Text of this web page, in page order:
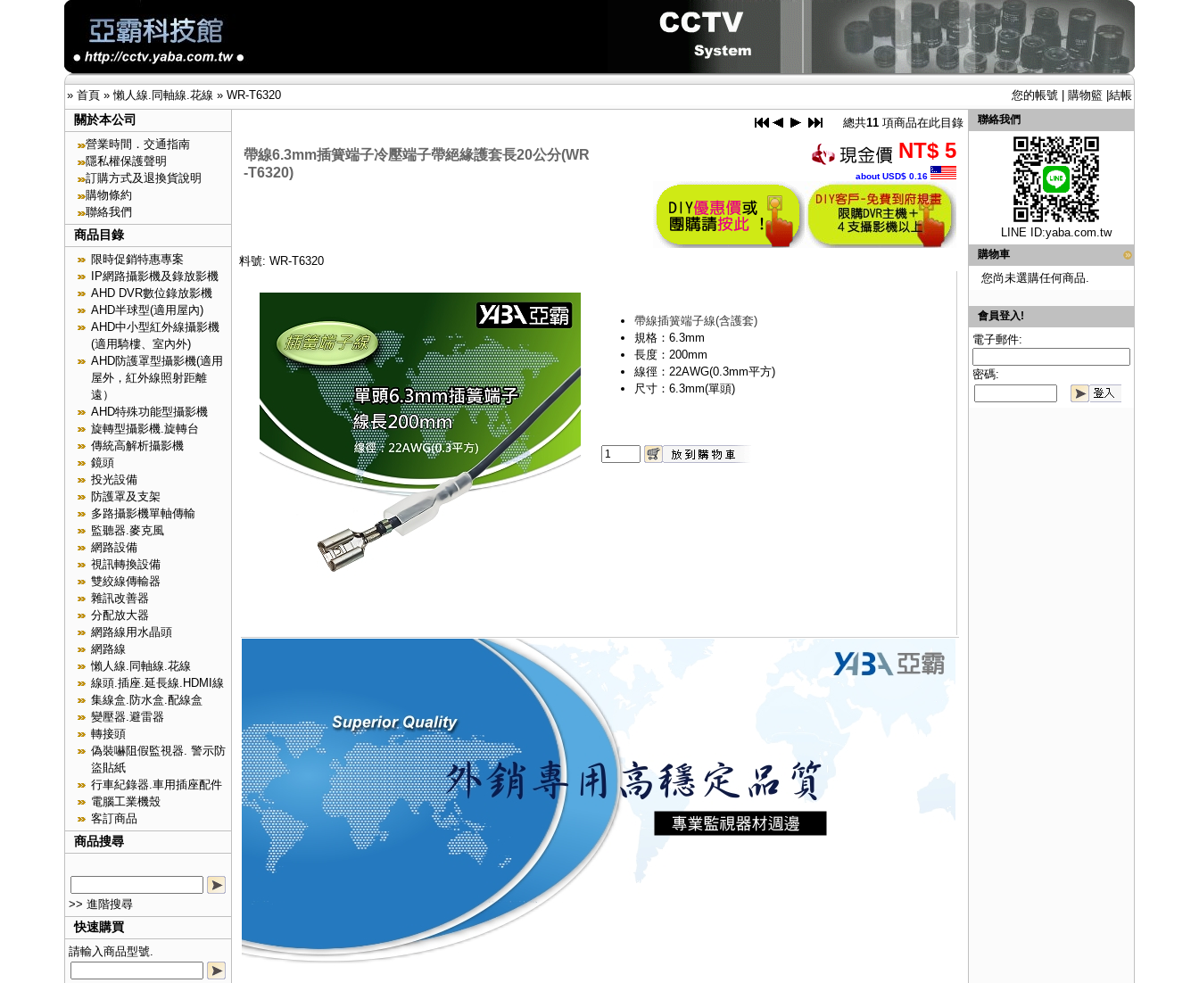
» 首頁 »懶人線.同軸線.花線 » WR-T6320 您的帳號 購物籃 結帳
關於本公司
營業時間．交通指南
隱私權保護聲明
訂購方式及退換貨說明
購物條約
聯絡我們
商品目錄
限時促銷特惠專案
IP網路攝影機及錄放影機
AHD DVR數位錄放影機
AHD半球型(適用屋內)
AHD中小型紅外線攝影機
(適用騎樓、室內外)
AHD防護罩型攝影機(適用
屋外，紅外線照射距離
遠）
AHD特殊功能型攝影機
旋轉型攝影機.旋轉台
傳統高解析攝影機
鏡頭
投光設備
防護罩及支架
多路攝影機單軸傳輸
監聽器.麥克風
網路設備
視訊轉換設備
雙絞線傳輸器
雜訊改善器
分配放大器
網路線用水晶頭
網路線
懶人線.同軸線.花線
線頭.插座.延長線.HDMI線
集線盒.防水盒.配線盒
變壓器.避雷器
轉接頭
偽裝嚇阻假監視器. 警示防
盜貼紙
行車紀錄器.車用插座配件
電腦工業機殼
客訂商品
商品搜尋
>> 進階搜尋
快速購買
請輸入商品型號.
總共11 項商品在此目錄
帶線6.3mm插簧端子冷壓端子帶絕緣護套長20公分(WR
-T6320)
NT$ 5
about USD$ 0.16
料號: WR-T6320
帶線插簧端子線(含護套)
規格：6.3mm
長度：200mm
線徑：22AWG(0.3mm平方)
尺寸：6.3mm(單頭)
聯絡我們
LINE ID:yaba.com.tw
購物車
您尚未選購任何商品.
會員登入!
電子郵件:
密碼: